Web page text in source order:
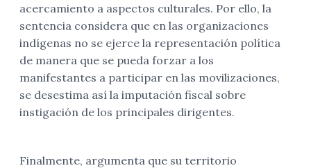
acercamiento a aspectos culturales. Por ello, la
sentencia considera que en las organizaciones
indígenas no se ejerce la representación política
de manera que se pueda forzar a los
manifestantes a participar en las movilizaciones,
se desestima así la imputación fiscal sobre
instigación de los principales dirigentes.
Finalmente, argumenta que su territorio